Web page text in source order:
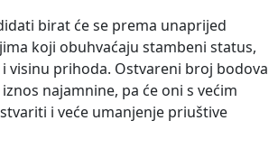
birat će se prema unaprijed
koji obuhvaćaju stambeni status,
visinu prihoda. Ostvareni broj bodova
najamnine, pa će oni s većim
i veće umanjenje priuštive